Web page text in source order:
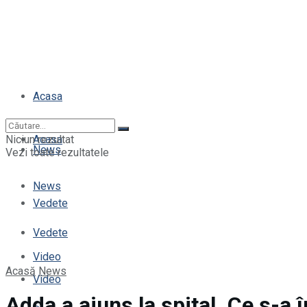
Acasa
News
Vedete
Video
Acasa
News
Vedete
Video
Niciun rezultat
Vezi toate rezultatele
Acasă News